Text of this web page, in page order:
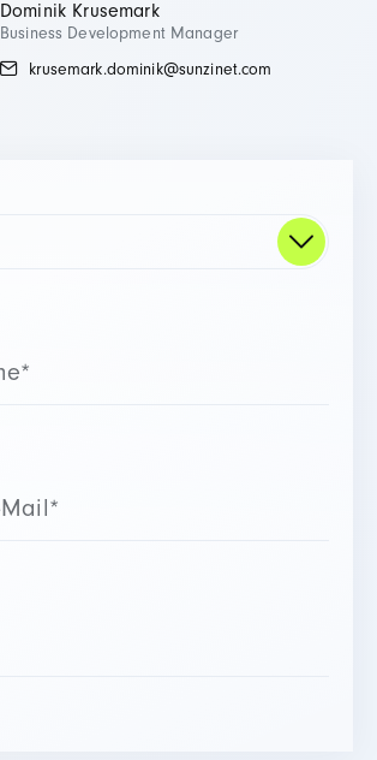
Dominik Krusemark
Business Development Manager
krusemark.dominik@sunzinet.com